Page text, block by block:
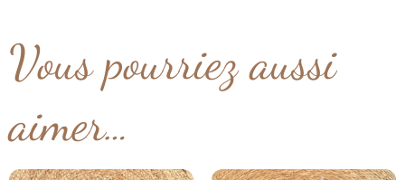
Vous pourriez aussi
aimer…